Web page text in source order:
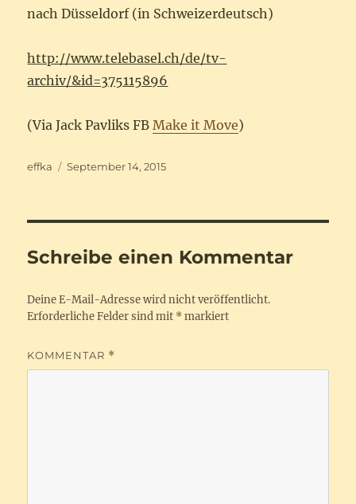
nach Düsseldorf (in Schweizerdeutsch)
http://www.telebasel.ch/de/tv-
archiv/&id=375115896
(Via Jack Pavliks FBMake it Move)
Autor
effka
Veröffentlicht
September 14, 2015
Schreibe einen Kommentar
Deine E-Mail-Adresse wird nicht veröffentlicht.
Erforderliche Felder sind mit * markiert
KOMMENTAR *